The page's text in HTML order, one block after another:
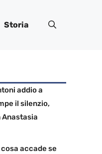
Storia
addio a
il silenzio,
Anastasia
accade se